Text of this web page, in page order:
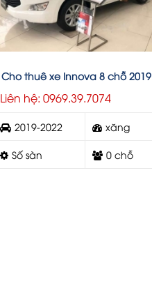
Cho thuê xe Innova 8 chỗ 2019
Liên hệ: 0969.39.7074
2019-2022 xăng
Số sàn 0 chỗ